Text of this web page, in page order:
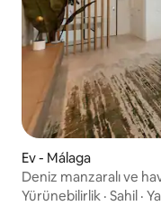
Ev - Málaga
Deniz manzaralı ve
Yürünebilirlik · Sahil ·